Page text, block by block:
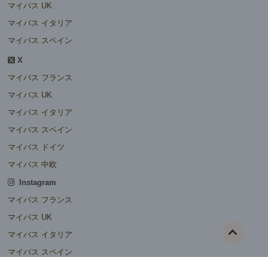
マイバス UK
マイバス イタリア
マイバス スペイン
X
マイバス フランス
マイバス UK
マイバス イタリア
マイバス スペイン
マイバス ドイツ
マイバス 中欧
Instagram
マイバス フランス
マイバス UK
マイバス イタリア
マイバス スペイン